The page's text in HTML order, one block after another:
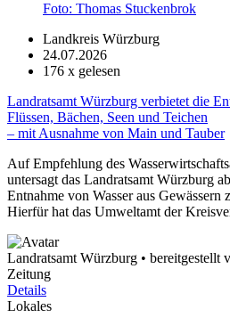
Foto: Thomas Stuckenbrok
Landkreis Würzburg
24.07.2026
176 x gelesen
Landratsamt Würzburg verbietet die
Flüssen, Bächen, Seen und Teichen
– mit Ausnahme von Main und Tauber
Auf Empfehlung des
untersagt das Landratsamt Würzburg
Entnahme von Wasser aus
Hierfür hat das Umweltamt der
Landratsamt Würzburg • bereitgestellt
Zeitung
Details
Lokales